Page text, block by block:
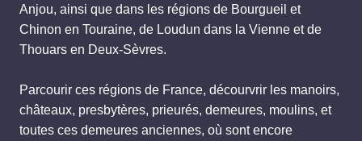
Anjou, ainsi que dans les régions de Bourgueil et
Chinon en Touraine, de Loudun dans la Vienne et de
Thouars en Deux-Sèvres.
Parcourir ces régions de France, décourvrir les manoirs,
châteaux, presbytères, prieurés, demeures, moulins, et
toutes ces demeures anciennes, où sont encore